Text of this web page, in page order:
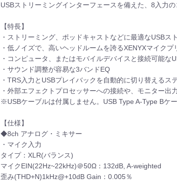
USBストリーミングインターフェースを備えた、8入力
【特長】
・ストリーミング、ポッドキャストなどに最適なUSB
・低ノイズで、高いヘッドルームを誇るXENYXマイクプ
・コンピュータ、またはモバイルデバイスと接続可能
・サウンド調整が容易な3バンドEQ
・TRS入力とUSBプレイバックを自動的に切り替えるス
・外部エフェクトプロセッサーへの接続や、モニター
※USBケーブルは付属しません。USB Type A-Type Bケ
【仕様】
◆8ch アナログ・ミキサー
・マイク入力
タイプ：XLR(バランス)
マイクEIN(22Hz~22kHz)＠50Ω：132dB, A-weighted
歪み(THD+N)1kHz@+10dB Gain：0.005％